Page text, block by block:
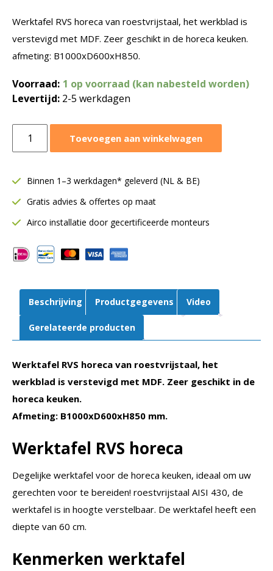
Werktafel RVS horeca van roestvrijstaal, het werkblad is
verstevigd met MDF. Zeer geschikt in de horeca keuken.
afmeting: B1000xD600xH850.
Voorraad: 1 op voorraad (kan nabesteld worden)
Levertijd: 2-5 werkdagen
mm
aantal
Toevoegen aan winkelwagen
Binnen 1–3 werkdagen* geleverd (NL & BE)
Gratis advies & offertes op maat
Airco installatie door gecertificeerde monteurs
Beschrijving Productgegevens Video
Gerelateerde producten
Werktafel RVS horeca van roestvrijstaal, het
werkblad is verstevigd met MDF. Zeer geschikt in de
horeca keuken.
Afmeting: B1000xD600xH850 mm.
Werktafel RVS horeca
Degelijke werktafel voor de horeca keuken, ideaal om uw
gerechten voor te bereiden! roestvrijstaal AISI 430, de
werktafel is in hoogte verstelbaar. De werktafel heeft een
diepte van 60 cm.
Kenmerken werktafel